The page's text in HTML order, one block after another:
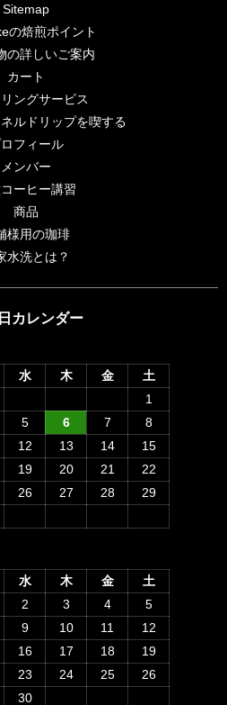
Sitemap
の焙煎ポイント
の詳しいご案内
カート
ングサービス
ルドリップを喫する
フィール
メンバー
ーヒー講習
商品
様用の珈琲
水洗とは？
カレンダー
水 木 金
土
1
5 6 7
8
12 13 14
15
19 20 21
22
26 27 28
29
水 木 金
土
2 3 4
5
9 10 11
12
16 17 18
19
23 24 25
26
30